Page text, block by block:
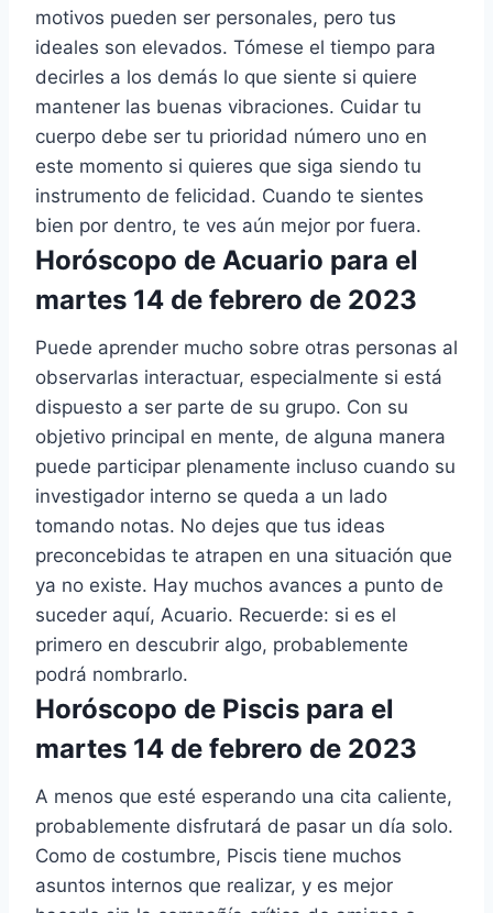
motivos pueden ser personales, pero tus
ideales son elevados. Tómese el tiempo para
decirles a los demás lo que siente si quiere
mantener las buenas vibraciones. Cuidar tu
cuerpo debe ser tu prioridad número uno en
este momento si quieres que siga siendo tu
instrumento de felicidad. Cuando te sientes
bien por dentro, te ves aún mejor por fuera.
Horóscopo de Acuario para el
martes 14 de febrero de 2023
Puede aprender mucho sobre otras personas al
observarlas interactuar, especialmente si está
dispuesto a ser parte de su grupo. Con su
objetivo principal en mente, de alguna manera
puede participar plenamente incluso cuando su
investigador interno se queda a un lado
tomando notas. No dejes que tus ideas
preconcebidas te atrapen en una situación que
ya no existe. Hay muchos avances a punto de
suceder aquí, Acuario. Recuerde: si es el
primero en descubrir algo, probablemente
podrá nombrarlo.
Horóscopo de Piscis para el
martes 14 de febrero de 2023
A menos que esté esperando una cita caliente,
probablemente disfrutará de pasar un día solo.
Como de costumbre, Piscis tiene muchos
asuntos internos que realizar, y es mejor